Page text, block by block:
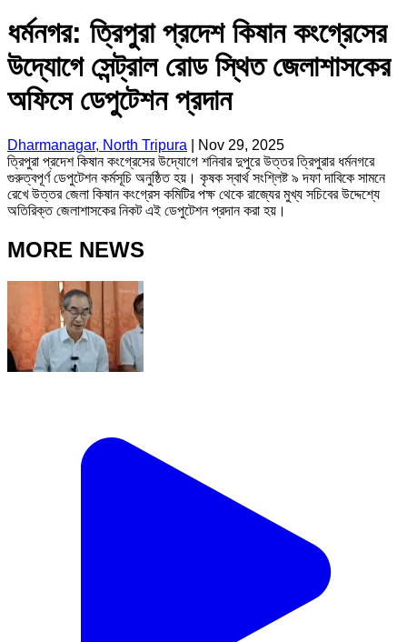
ধর্মনগর: ত্রিপুরা প্রদেশ কিষান কংগ্রেসের
উদ্যোগে সেন্ট্রাল রোড স্থিত জেলাশাসকের
অফিসে ডেপুটেশন প্রদান
Dharmanagar, North Tripura
Nov 29, 2025
ত্রিপুরা প্রদেশ কিষান কংগ্রেসের উদ্যোগে শনিবার দুপুরে উত্তর ত্রিপুরার ধর্মনগরে
গুরুত্বপূর্ণ ডেপুটেশন কর্মসূচি অনুষ্ঠিত হয়। কৃষক স্বার্থ সংশ্লিষ্ট ৯ দফা দাবিকে সামনে
রেখে উত্তর জেলা কিষান কংগ্রেস কমিটির পক্ষ থেকে রাজ্যের মুখ্য সচিবের উদ্দেশ্যে
অতিরিক্ত জেলাশাসকের নিকট এই ডেপুটেশন প্রদান করা হয়।
MORE NEWS